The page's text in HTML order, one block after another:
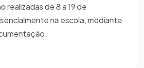
realizadas de 8 a 19 de
na escola, mediante